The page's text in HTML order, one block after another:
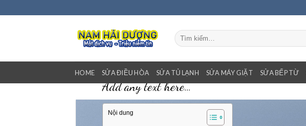
Tìm
kiếm:
HOME SỬA ĐIỀU HÒA SỬA TỦ LẠNH SỬA MÁY GIẶT SỬA BẾP TỪ
Add any text here…
Nội dung